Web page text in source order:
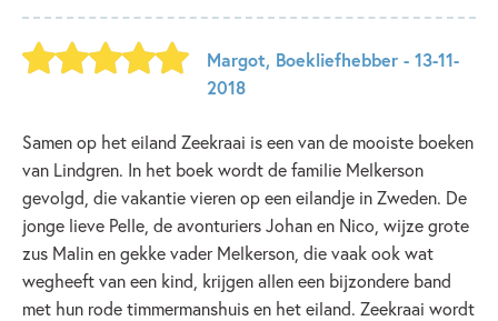
Margot, Boekliefhebber - 13-11-
2018
Samen op het eiland Zeekraai is een van de mooiste boeken
van Lindgren. In het boek wordt de familie Melkerson
gevolgd, die vakantie vieren op een eilandje in Zweden. De
jonge lieve Pelle, de avonturiers Johan en Nico, wijze grote
zus Malin en gekke vader Melkerson, die vaak ook wat
wegheeft van een kind, krijgen allen een bijzondere band
met hun rode timmermanshuis en het eiland. Zeekraai wordt